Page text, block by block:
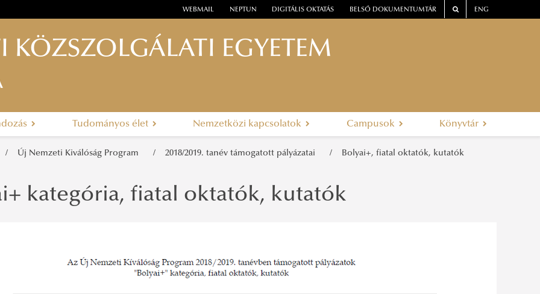
WEBMAIL NEPTUN DIGITÁLIS OKTATÁS BELSŐ DOKUMENTUMTÁR ENG
KÖZSZOLGÁLATI EGYETEM
Tudományos élet Nemzetközi kapcsolatok Campusok Könyvtár
Új Nemzeti Kiválóság Program 2018/2019. tanév támogatott pályázatai Bolyai+, fiatal oktatók, kutatók
kategória, fiatal oktatók, kutatók